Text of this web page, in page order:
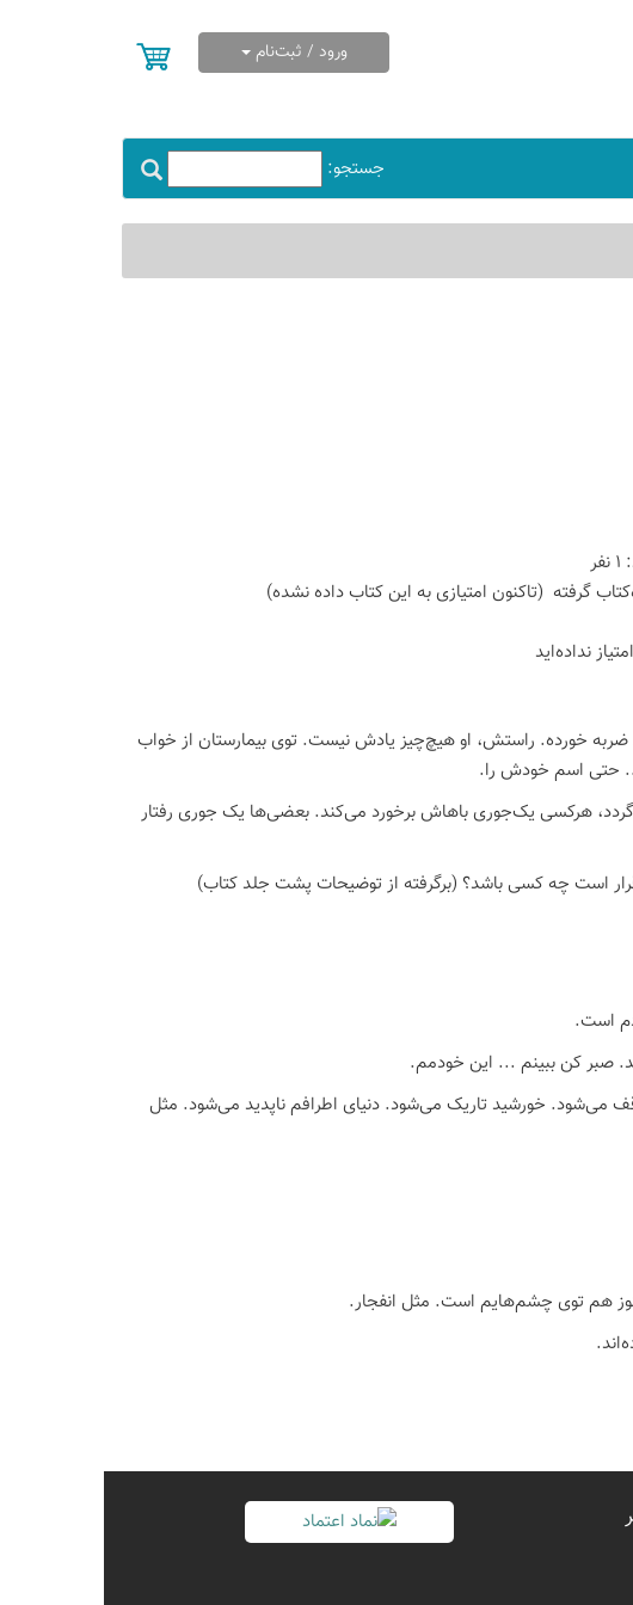
ورود / ثبت‌نام
جستجو:
(تاكنون امتیازی به این كتاب داده نشده)
نداده‌اید
خورده. راستش، او هیچ‌چیز یادش نیست. توی بیمارستان از خواب
... حتی اسم خودش را.
هرکسی یک‌جوری باهاش برخورد می‌کند. بعضی‌ها یک جوری رفتار
است چه کسی باشد؟ (برگرفته از توضیحات پشت جلد کتاب)
است.
صبر کن ببینم ... این خودمم.
می‌شود. خورشید تاریک می‌شود. دنیای اطرافم ناپدید می‌شود. مثل
هم توی چشم‌هایم است. مثل انفجار.